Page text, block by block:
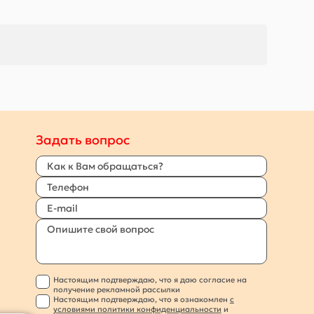
Задать вопрос
Настоящим подтверждаю, что я даю согласие на
получение рекламной рассылки
Настоящим подтверждаю, что я ознакомлен с
условиями политики конфиденциальности и